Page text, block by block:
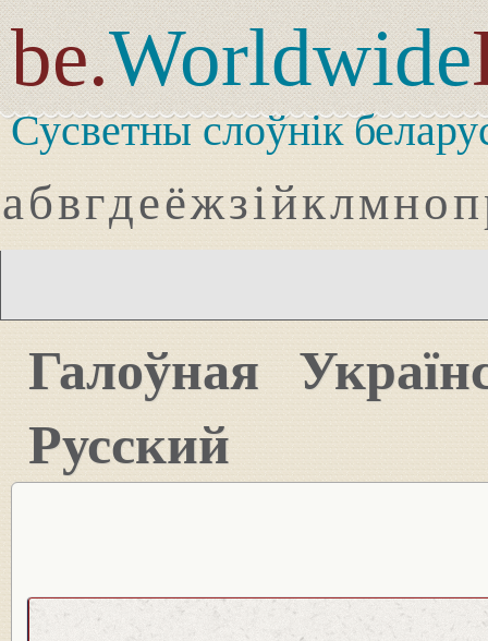
be.Worldwide
Сусветны слоўнік
абвгдеёжзійклмноп
Галоўная
Русский